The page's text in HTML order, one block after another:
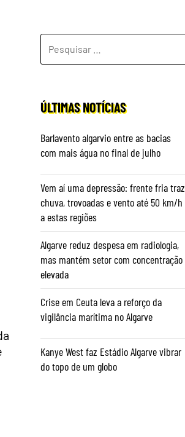
POR:
ÚLTIMAS NOTÍCIAS
Barlavento algarvio entre as bacias
com mais água no final de julho
Vem aí uma depressão: frente fria traz
chuva, trovoadas e vento até 50 km/h
a estas regiões
Algarve reduz despesa em radiologia,
mas mantém setor com concentração
elevada
Crise em Ceuta leva a reforço da
vigilância marítima no Algarve
Kanye West faz Estádio Algarve vibrar
do topo de um globo